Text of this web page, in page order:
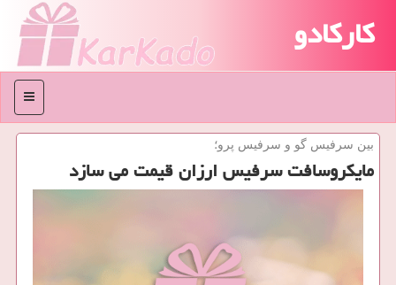
کارکادو
منو
بین سرفیس گو و سرفیس پرو؛
مایكروسافت سرفیس ارزان قیمت می سازد